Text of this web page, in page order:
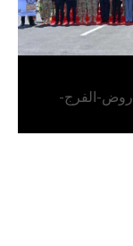
الفرج-